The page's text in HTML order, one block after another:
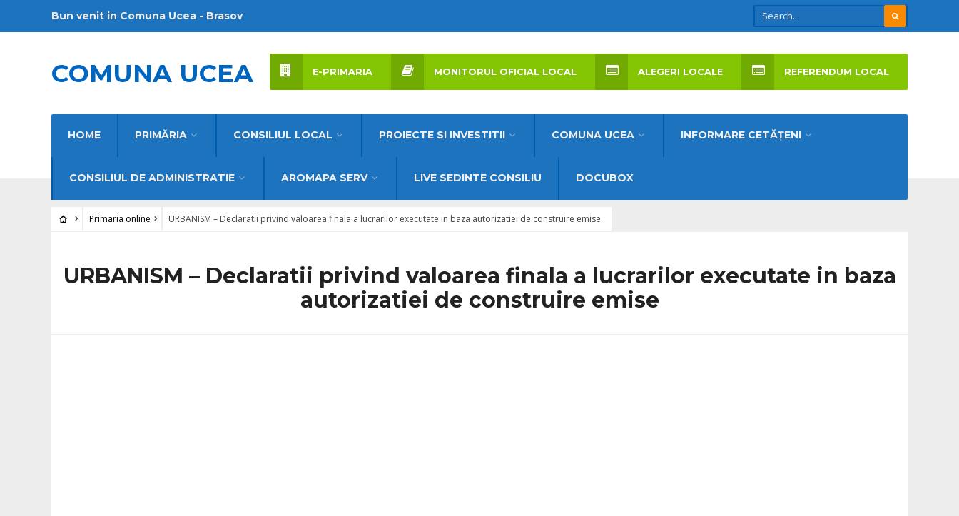
Bun venit in Comuna Ucea - Brasov
COMUNA UCEA
HOME PRIMĂRIA CONSILIUL LOCAL PROIECTE SI INVESTITII COMUNA UCEA INFORMARE CETĂȚENI
CONSILIUL DE ADMINISTRATIE AROMAPA SERV LIVE SEDINTE CONSILIU DOCUBOX
E-PRIMARIA MONITORUL OFICIAL LOCAL ALEGERI LOCALE REFERENDUM LOCAL
Primaria online URBANISM – Declaratii privind valoarea finala a lucrarilor executate in baza autorizatiei de construire emise
URBANISM – Declaratii privind valoarea finala a lucrarilor executate in baza
autorizatiei de construire emise